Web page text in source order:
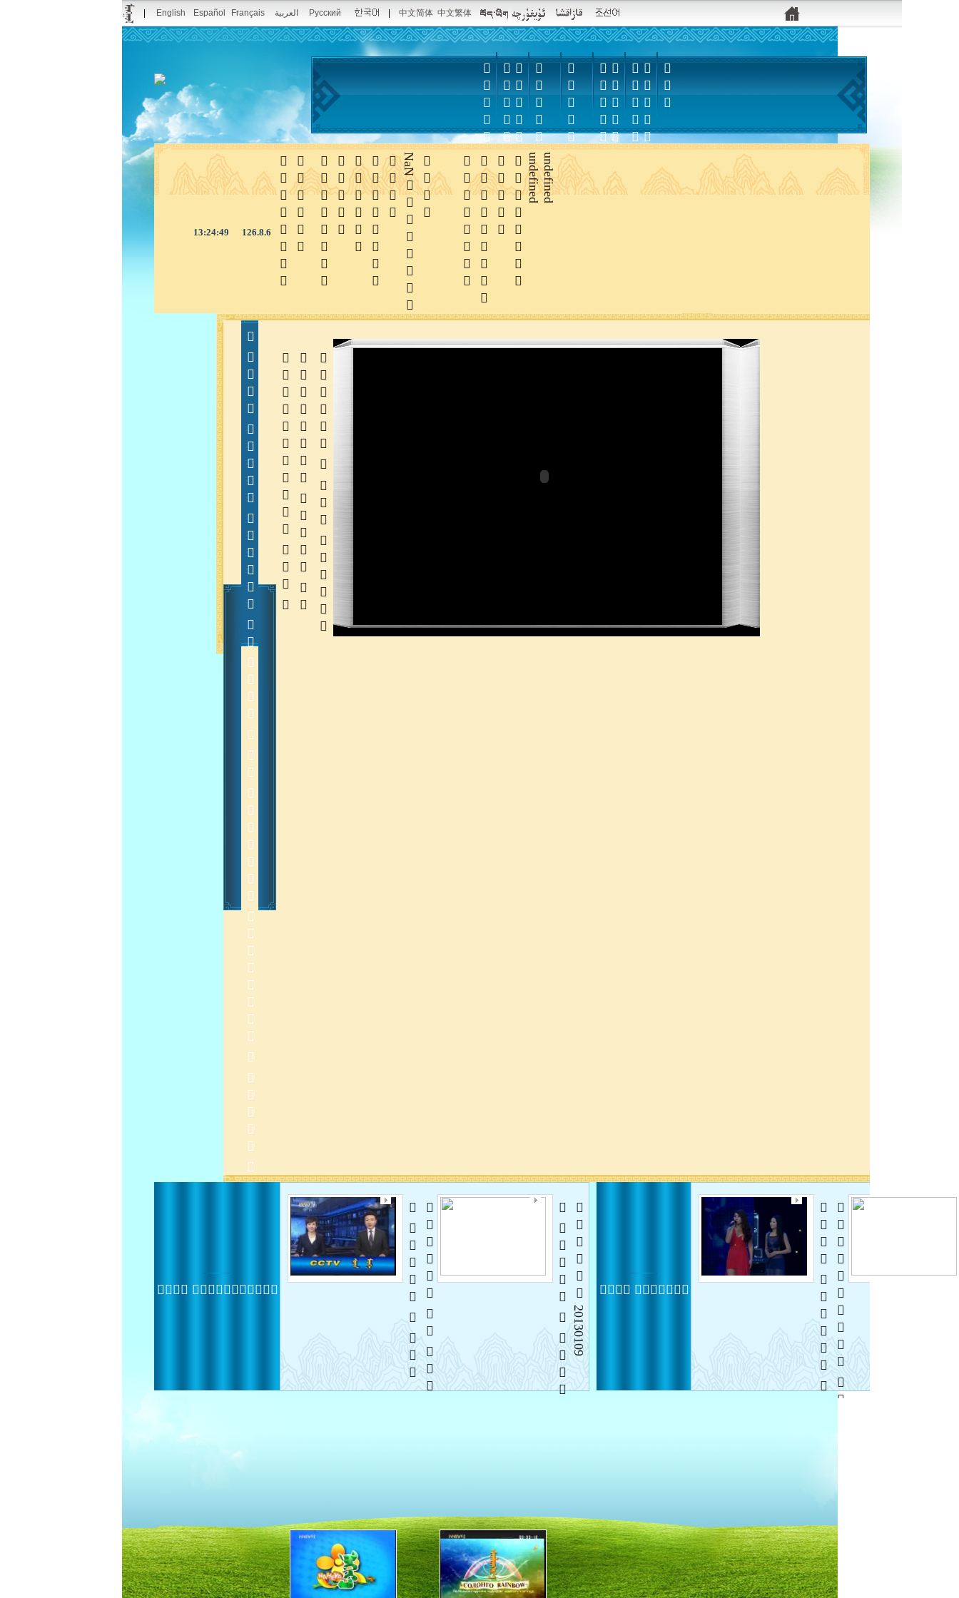
English Español Français العربية Pусский 中文简体 中文繁体

 
  
 

13:24:49 126.8.6 
 
NaN




 undefined
undefined




                 
    
     
     20130109
   
20130109 20130109
    
  